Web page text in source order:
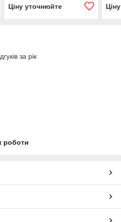
Ціну уточнюйте
за рік
роботи